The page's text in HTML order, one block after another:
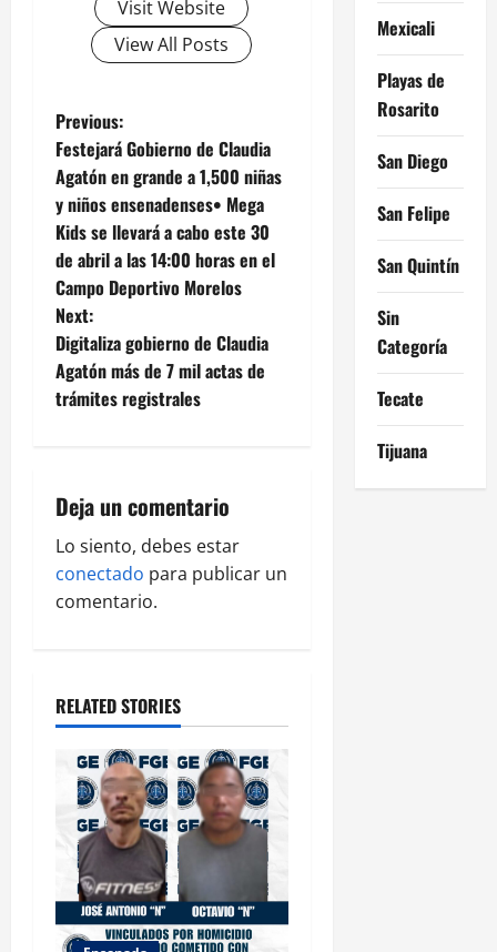
Visit Website
View All Posts
P
o
s
t
n
a
v
g
a
t
o
n
Previous:
Festejará Gobierno de Claudia
Agatón en grande a 1,500 niñas
y niños ensenadenses• Mega
Kids se llevará a cabo este 30
de abril a las 14:00 horas en el
Campo Deportivo Morelos
Next:
Digitaliza gobierno de Claudia
Agatón más de 7 mil actas de
trámites registrales
Deja un comentario
Lo siento, debes estar
conectado para publicar un
comentario.
RELATED STORIES
Mexicali
Playas de
Rosarito
San Diego
San Felipe
San Quintín
Sin
Categoría
Tecate
Tijuana